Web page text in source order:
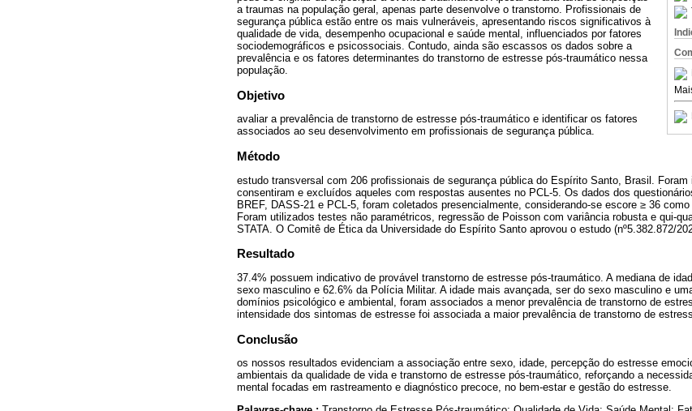
a traumas na população geral, apenas parte desenvolve o transtorno. Profissionais de
segurança pública estão entre os mais vulneráveis, apresentando riscos significativos à
qualidade de vida, desempenho ocupacional e saúde mental, influenciados por fatores
sociodemográficos e psicossociais. Contudo, ainda são escassos os dados sobre a
prevalência e os fatores determinantes do transtorno de estresse pós-traumático nessa
população.
Objetivo
avaliar a prevalência de transtorno de estresse pós-traumático e identificar os fatores
associados ao seu desenvolvimento em profissionais de segurança pública.
Método
estudo transversal com 206 profissionais de segurança pública do Espírito Santo, Brasil.
consentiram e excluídos aqueles com respostas ausentes no PCL-5. Os dados dos
BREF, DASS-21 e PCL-5, foram coletados presencialmente, considerando-se escore ≥ 36
Foram utilizados testes não paramétricos, regressão de Poisson com variância robusta e qui-
STATA. O Comitê de Ética da Universidade do Espírito Santo aprovou o estudo (nº5.382.872/
Resultado
37.4% possuem indicativo de provável transtorno de estresse pós-traumático. A mediana de
sexo masculino e 62.6% da Polícia Militar. A idade mais avançada, ser do sexo masculino e
domínios psicológico e ambiental, foram associados a menor prevalência de transtorno de
intensidade dos sintomas de estresse foi associada a maior prevalência de transtorno de
Conclusão
os nossos resultados evidenciam a associação entre sexo, idade, percepção do estresse
ambientais da qualidade de vida e transtorno de estresse pós-traumático, reforçando a
mental focadas em rastreamento e diagnóstico precoce, no bem-estar e gestão do estresse.